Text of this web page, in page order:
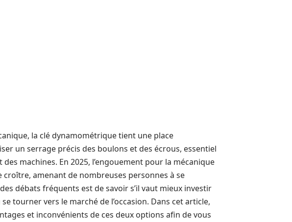
la clé dynamométrique tient une place
un serrage précis des boulons et des écrous, essentiel
machines. En 2025, l’engouement pour la mécanique
amenant de nombreuses personnes à se
débats fréquents est de savoir s’il vaut mieux investir
tourner vers le marché de l’occasion. Dans cet article,
et inconvénients de ces deux options afin de vous